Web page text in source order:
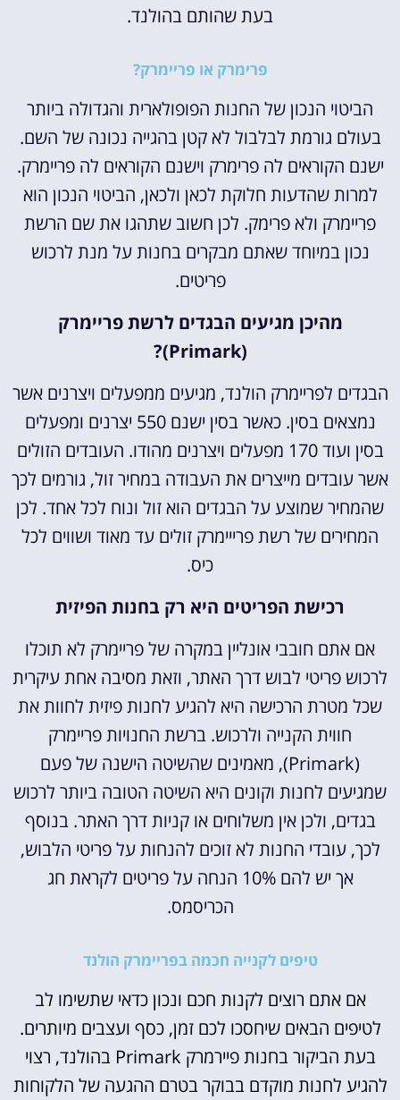
בעת שהותם בהולנד.
פרימרק או פריימרק?
הביטוי הנכון של החנות הפופולארית והגדולה ביותר
בעולם גורמת לבלבול לא קטן בהגייה נכונה של השם.
ישנם הקוראים לה פרימרק וישנם הקוראים לה פריימרק.
למרות שהדעות חלוקת לכאן ולכאן, הביטוי הנכון הוא
פריימרק ולא פרימק. לכן חשוב שתהגו את שם הרשת
נכון במיוחד שאתם מבקרים בחנות על מנת לרכוש
פריטים.
מהיכן מגיעים הבגדים לרשת פריימרק
(Primark)?
הבגדים לפריימרק הולנד, מגיעים ממפעלים ויצרנים אשר
נמצאים בסין. כאשר בסין ישנם 550 יצרנים ומפעלים
בסין ועוד 170 מפעלים ויצרנים מהודו. העובדים הזולים
אשר עובדים מייצרים את העבודה במחיר זול, גורמים לכך
שהמחיר שמוצע על הבגדים הוא זול ונוח לכל אחד. לכן
המחירים של רשת פרייימרק זולים עד מאוד ושווים לכל
כיס.
רכישת הפריטים היא רק בחנות הפיזית
אם אתם חובבי אונליין במקרה של פריימרק לא תוכלו
לרכוש פריטי לבוש דרך האתר, וזאת מסיבה אחת עיקרית
שכל מטרת הרכישה היא להגיע לחנות פיזית לחוות את
חווית הקנייה ולרכוש. ברשת החנויות פריימרק
(Primark), מאמינים שהשיטה הישנה של פעם
שמגיעים לחנות וקונים היא השיטה הטובה ביותר לרכוש
בגדים, ולכן אין משלוחים או קניות דרך האתר. בנוסף
לכך, עובדי החנות לא זוכים להנחות על פריטי הלבוש,
אך יש להם 10% הנחה על פריטים לקראת חג
הכריסמס.
טיפים לקנייה חכמה בפריימרק הולנד
אם אתם רוצים לקנות חכם ונכון כדאי שתשימו לב
לטיפים הבאים שיחסכו לכם זמן, כסף ועצבים מיותרים.
בעת הביקור בחנות פיירמרק Primark בהולנד, רצוי
להגיע לחנות מוקדם בבוקר בטרם ההגעה של הלקוחות